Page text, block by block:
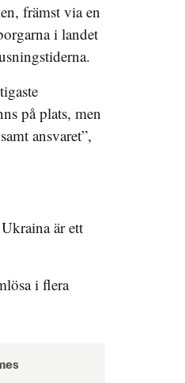
främst via en
i landet
på plats, men
ansvaret”,
är ett
i flera